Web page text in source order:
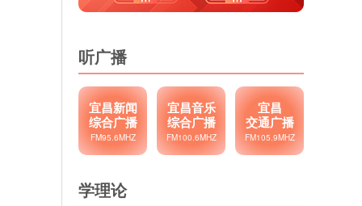
听广播
宜昌新闻
综合广播
FM95.6MHZ
宜昌音乐
综合广播
FM100.6MHZ
宜昌
交通广播
FM105.9MHZ
学理论